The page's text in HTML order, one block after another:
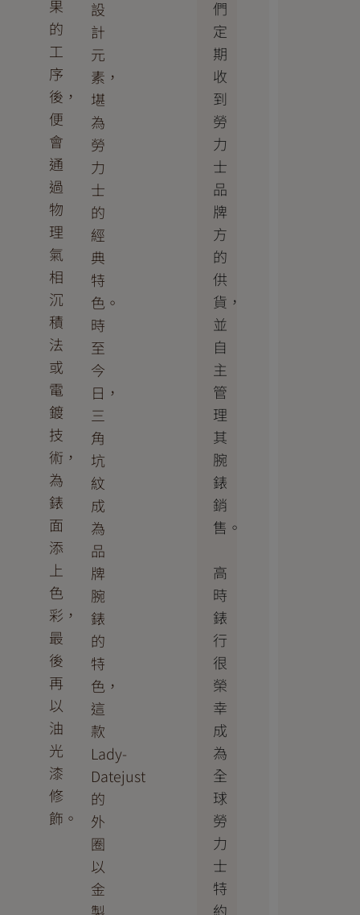
果
的
工
序
後，
便
會
通
過
物
理
氣
相
沉
積
法
或
電
鍍
技
術，
為
錶
面
添
上
色
彩，
最
後
再
以
油
光
漆
修
飾。
設
計
元
素，
堪
為
勞
力
士
的
經
典
特
色。
時
至
今
日，
三
角
坑
紋
成
為
品
牌
腕
錶
的
特
色，
這
款
Lady-
Datejust
的
外
圈
以
金
們
定
期
收
到
勞
力
士
品
牌
方
的
供
貨，
並
自
主
管
理
其
腕
錶
銷
售。
高
時
錶
行
很
榮
幸
成
為
全
球
勞
力
士
特
約